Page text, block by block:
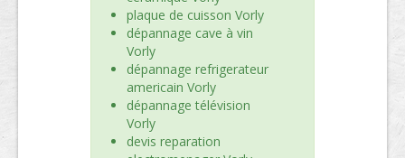
plaque de cuisson Vorly
dépannage cave à vin
Vorly
dépannage refrigerateur
americain Vorly
dépannage télévision
Vorly
devis reparation